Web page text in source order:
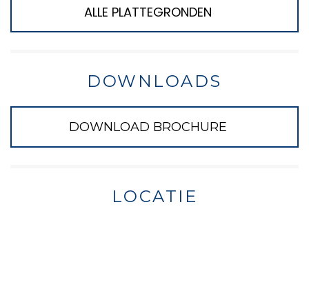
ALLE PLATTEGRONDEN
DOWNLOADS
DOWNLOAD BROCHURE
LOCATIE